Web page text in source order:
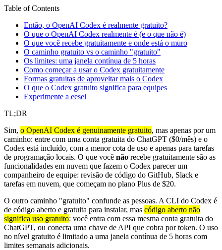
Table of Contents
Então, o OpenAI Codex é realmente gratuito?
O que o OpenAI Codex realmente é (e o que não é)
O que você recebe gratuitamente e onde está o muro
O caminho gratuito vs o caminho "gratuito"
Os limites: uma janela contínua de 5 horas
Como começar a usar o Codex gratuitamente
Formas gratuitas de aproveitar mais o Codex
O que o Codex gratuito significa para equipes
Experimente a eesel
TL;DR
Sim, o OpenAI Codex é genuinamente gratuito, mas apenas por um
caminho: entre com uma conta gratuita do ChatGPT ($0/mês) e o
Codex está incluído, com a menor cota de uso e apenas para tarefas
de programação locais. O que você não recebe gratuitamente são as
funcionalidades em nuvem que fazem o Codex parecer um
companheiro de equipe: revisão de código do GitHub, Slack e
tarefas em nuvem, que começam no plano Plus de $20.
O outro caminho "gratuito" confunde as pessoas. A CLI do Codex é
de código aberto e gratuita para instalar, mas código aberto não
significa uso gratuito: você entra com essa mesma conta gratuita do
ChatGPT, ou conecta uma chave de API que cobra por token. O uso
no nível gratuito é limitado a uma janela contínua de 5 horas com
limites semanais adicionais.